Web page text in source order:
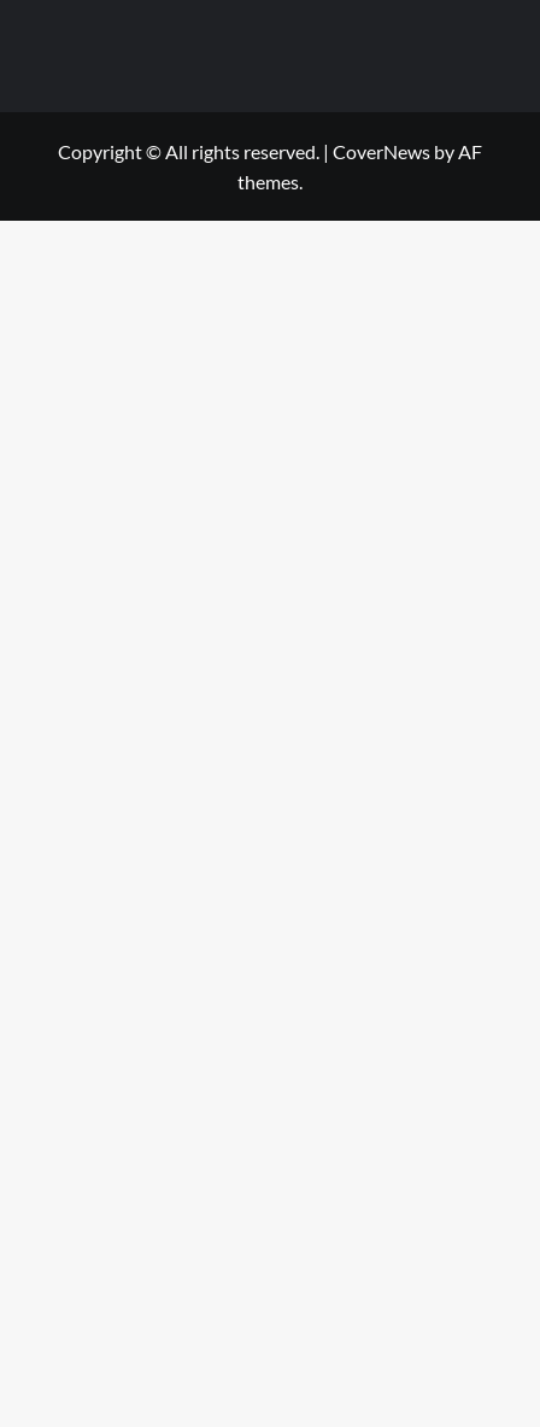
Copyright © All rights reserved. | CoverNews by AF
themes.